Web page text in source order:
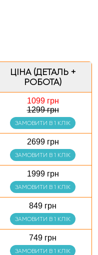
ЦІНА (ДЕТАЛЬ +
РОБОТА)
1099 грн
1299 грн
ЗАМОВИТИ В 1 КЛІК
2699 грн
ЗАМОВИТИ В 1 КЛІК
1999 грн
ЗАМОВИТИ В 1 КЛІК
849 грн
ЗАМОВИТИ В 1 КЛІК
749 грн
ЗАМОВИТИ В 1 КЛІК